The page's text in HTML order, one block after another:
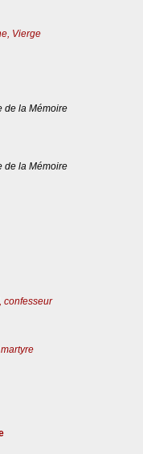
Vierge
de la Mémoire
de la Mémoire
confesseur